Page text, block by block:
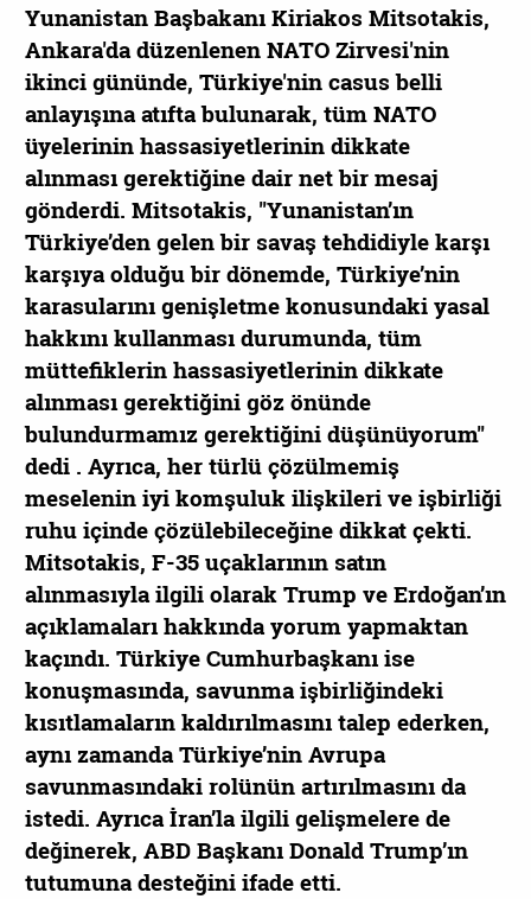
Yunanistan Başbakanı Kiriakos Mitsotakis,
Ankara'da düzenlenen NATO Zirvesi'nin
ikinci gününde, Türkiye'nin casus belli
anlayışına atıfta bulunarak, tüm NATO
üyelerinin hassasiyetlerinin dikkate
alınması gerektiğine dair net bir mesaj
gönderdi. Mitsotakis, "Yunanistan’ın
Türkiye’den gelen bir savaş tehdidiyle karşı
karşıya olduğu bir dönemde, Türkiye’nin
karasularını genişletme konusundaki yasal
hakkını kullanması durumunda, tüm
müttefiklerin hassasiyetlerinin dikkate
alınması gerektiğini göz önünde
bulundurmamız gerektiğini düşünüyorum"
dedi . Ayrıca, her türlü çözülmemiş
meselenin iyi komşuluk ilişkileri ve işbirliği
ruhu içinde çözülebileceğine dikkat çekti.
Mitsotakis, F-35 uçaklarının satın
alınmasıyla ilgili olarak Trump ve Erdoğan’ın
açıklamaları hakkında yorum yapmaktan
kaçındı. Türkiye Cumhurbaşkanı ise
konuşmasında, savunma işbirliğindeki
kısıtlamaların kaldırılmasını talep ederken,
aynı zamanda Türkiye’nin Avrupa
savunmasındaki rolünün artırılmasını da
istedi. Ayrıca İran’la ilgili gelişmelere de
değinerek, ABD Başkanı Donald Trump’ın
tutumuna desteğini ifade etti.